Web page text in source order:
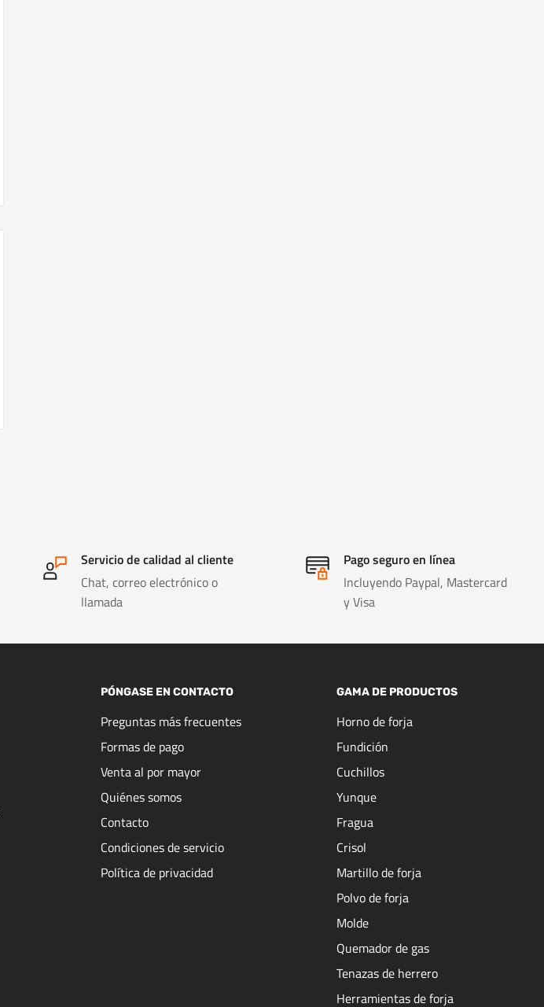
Servicio de calidad al cliente
Chat, correo electrónico o
llamada
Pago seguro en línea
Incluyendo Paypal, Mastercard
y Visa
PÓNGASE EN CONTACTO
Preguntas más frecuentes
Formas de pago
Venta al por mayor
Quiénes somos
Contacto
Condiciones de servicio
Política de privacidad
GAMA DE PRODUCTOS
Horno de forja
Fundición
Cuchillos
Yunque
Fragua
Crisol
Martillo de forja
Polvo de forja
Molde
Quemador de gas
Tenazas de herrero
Herramientas de forja